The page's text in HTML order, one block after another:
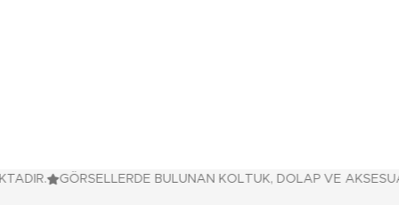
GÖRSELLERDE BULUNAN KOLTUK, DOLAP VE